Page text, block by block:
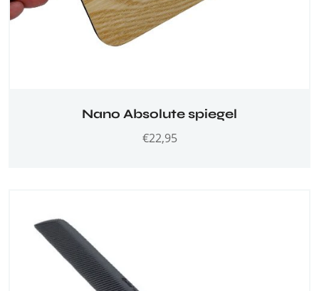
Nano Absolute spiegel
€22,95